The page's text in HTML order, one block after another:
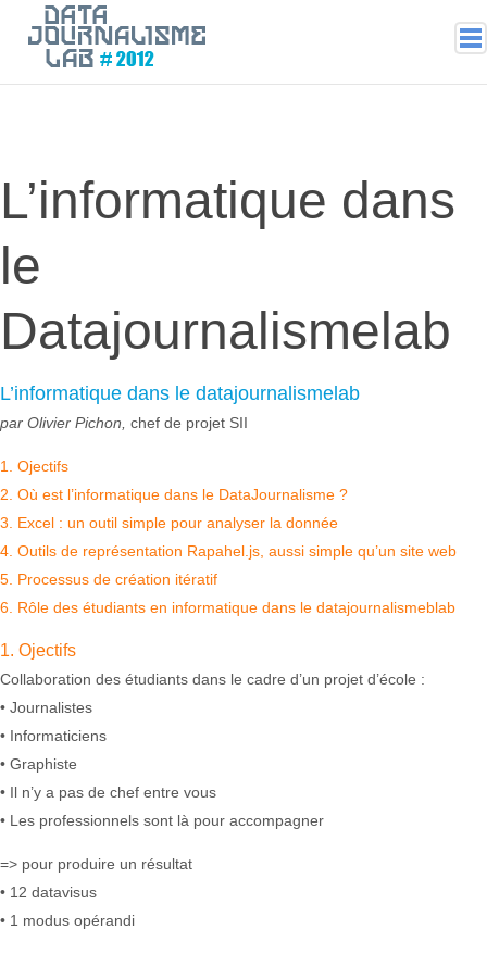
2019
2016
2015
2013
L’informatique dans
le
Datajournalismelab
L’informatique dans le datajournalismelab
par Olivier Pichon, chef de projet SII
1. Ojectifs
2. Où est l’informatique dans le DataJournalisme ?
3. Excel : un outil simple pour analyser la donnée
4. Outils de représentation Rapahel.js, aussi simple qu’un site web
5. Processus de création itératif
6. Rôle des étudiants en informatique dans le datajournalismeblab
1. Ojectifs
Collaboration des étudiants dans le cadre d’un projet d’école :
• Journalistes
• Informaticiens
• Graphiste
• Il n’y a pas de chef entre vous
• Les professionnels sont là pour accompagner
=> pour produire un résultat
• 12 datavisus
• 1 modus opérandi